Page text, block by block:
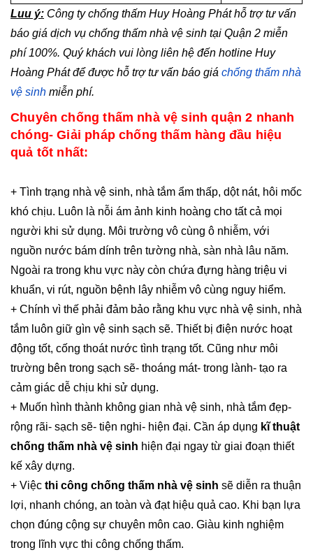
Luu ý: Công ty chống thấm Huy Hoàng Phát hỗ trợ tư vấn
báo giá dịch vụ chống thấm nhà vệ sinh tại Quận 2 miễn
phí 100%. Quý khách vui lòng liên hệ đến hotline Huy
Hoàng Phát để được hỗ trợ tư vấn báo giá chống thấm nhà
vệ sinh miễn phí.
Chuyên chống thấm nhà vệ sinh quận 2 nhanh
chóng- Giải pháp chống thấm hàng đầu hiệu
quả tốt nhất:
+ Tình trạng nhà vệ sinh, nhà tắm ẩm thấp, dột nát, hôi mốc
khó chịu. Luôn là nỗi ám ảnh kinh hoàng cho tất cả mọi
người khi sử dụng. Môi trường vô cùng ô nhiễm, với
nguồn nước bám dính trên tường nhà, sàn nhà lâu năm.
Ngoài ra trong khu vực này còn chứa đựng hàng triệu vi
khuẩn, vi rút, nguồn bệnh lây nhiễm vô cùng nguy hiểm.
+ Chính vì thế phải đảm bảo rằng khu vực nhà vệ sinh, nhà
tắm luôn giữ gìn vệ sinh sạch sẽ. Thiết bị điện nước hoạt
động tốt, cống thoát nước tình trạng tốt. Cũng như môi
trường bên trong sạch sẽ- thoáng mát- trong lành- tạo ra
cảm giác dễ chịu khi sử dụng.
+ Muốn hình thành không gian nhà vệ sinh, nhà tắm đẹp-
rộng rãi- sạch sẽ- tiện nghi- hiện đại. Cần áp dụng kĩ thuật
chống thấm nhà vệ sinh hiện đại ngay từ giai đoạn thiết
kế xây dựng.
+ Việc thi công chống thấm nhà vệ sinh sẽ diễn ra thuận
lợi, nhanh chóng, an toàn và đạt hiệu quả cao. Khi bạn lựa
chọn đúng cộng sự chuyên môn cao. Giàu kinh nghiệm
trong lĩnh vực thi công chống thấm.